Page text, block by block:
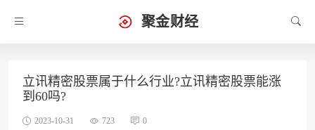
聚金财经
立讯精密股票属于什么行业?立讯精密股票能涨
到60吗?
2023-10-31 723 0